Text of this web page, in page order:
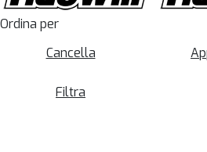
Ordina per
Cancella
Filtra